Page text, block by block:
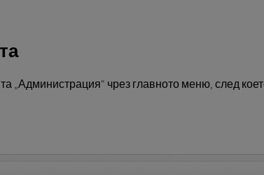
„Администрация“ чрез главното меню, след